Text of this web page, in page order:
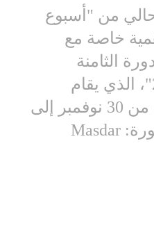
من "أسبوع
خاصة مع
الثامنة
والعشرين لـ "كوب 28"، الذي يقام
بالإمارات خلال الفترة من 30 نوفمبر إلى